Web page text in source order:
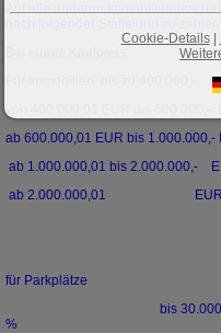
Auf alle anderen
Für Immobilien bis zu 400.000,-
von 400.000,01 EUR bis 600.000,-
ab 600.000,01 EUR bis
ab 1.000.000,01 bis 2.000.000,-
ab 2.000.000,01 EUR
für Parkplätze
bis
%
Cookie-Details|